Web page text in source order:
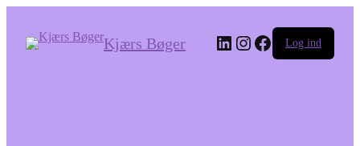
Kjærs Bøger LinkedIn
Instagram
Facebook
Log ind